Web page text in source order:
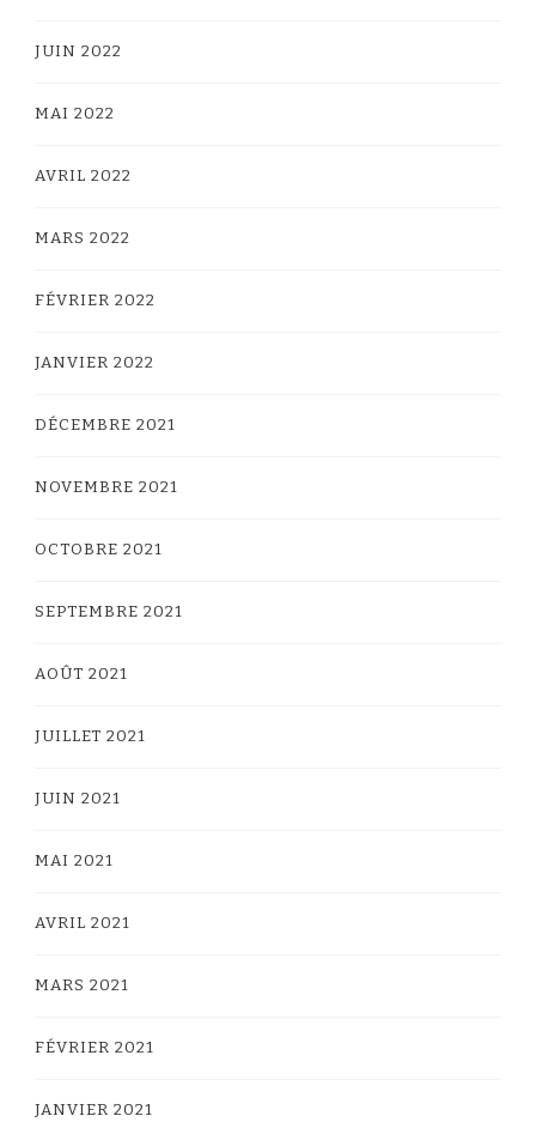
JUIN 2022
MAI 2022
AVRIL 2022
MARS 2022
FÉVRIER 2022
JANVIER 2022
DÉCEMBRE 2021
NOVEMBRE 2021
OCTOBRE 2021
SEPTEMBRE 2021
AOÛT 2021
JUILLET 2021
JUIN 2021
MAI 2021
AVRIL 2021
MARS 2021
FÉVRIER 2021
JANVIER 2021